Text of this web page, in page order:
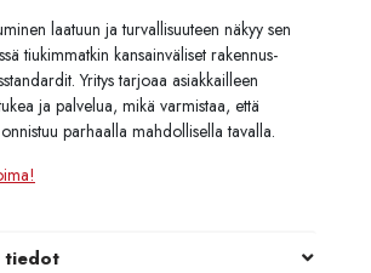
laatuun ja turvallisuuteen näkyy sen
tiukimmatkin kansainväliset rakennus-
Yritys tarjoaa asiakkailleen
ja palvelua, mikä varmistaa, että
parhaalla mahdollisella tavalla.
tiedot